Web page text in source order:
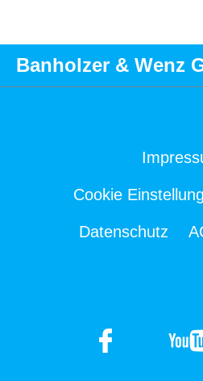
Banholzer & Wenz
Cookie
Datenschutz